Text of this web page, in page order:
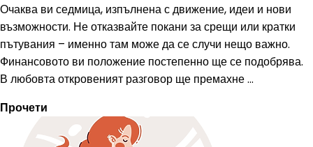
Очаква ви седмица, изпълнена с движение, идеи и нови
възможности. Не отказвайте покани за срещи или кратки
пътувания – именно там може да се случи нещо важно.
Финансовото ви положение постепенно ще се подобрява.
В любовта откровеният разговор ще премахне ...
Прочети